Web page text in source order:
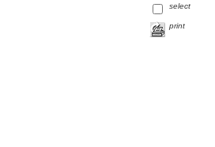
select
print